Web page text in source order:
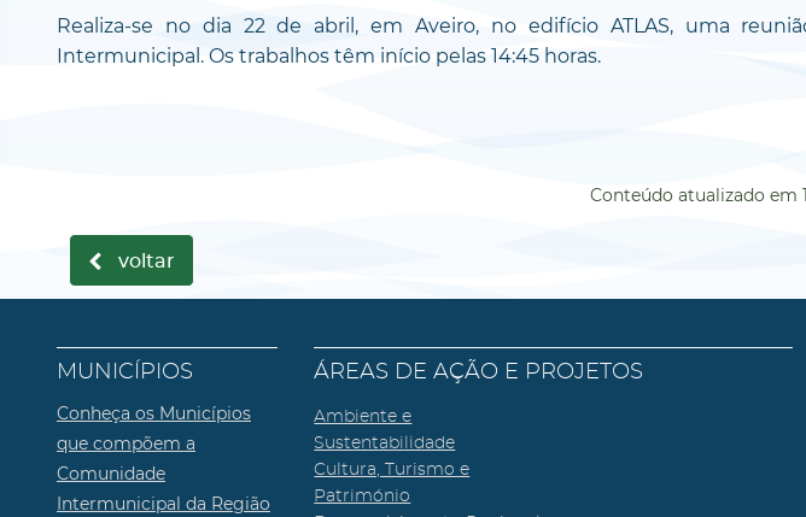
Realiza-se no dia 22 de abril, em Aveiro, no edifício ATLAS, uma
Intermunicipal. Os trabalhos têm início pelas 14:45 horas.
Conteúdo atualizado em
voltar
MUNICÍPIOS
Conheça os Municípios
que compõem a
Comunidade
Intermunicipal da Região
ÁREAS DE AÇÃO E PROJETOS
Ambiente e
Sustentabilidade
Cultura, Turismo e
Património